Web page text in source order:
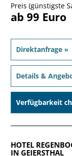
Preis (günstigste
ab 99 Euro
Direktanfrage »
Details &
Verfügbarkeit
HOTEL
IN GEIERSTHAL